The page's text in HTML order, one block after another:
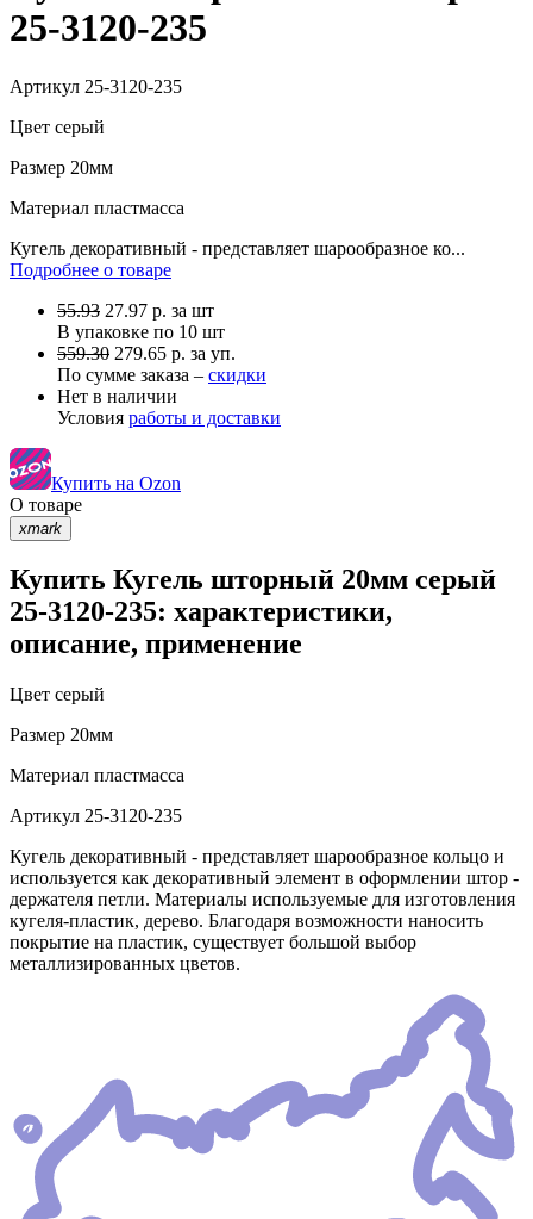
25-3120-235
Артикул 25-3120-235
Цвет серый
Размер 20мм
Материал пластмасса
Кугель декоративный - представляет шарообразное ко...
Подробнее о товаре
55.93 27.97 р. за шт
В упаковке по 10 шт
559.30 279.65 р. за уп.
По сумме заказа – скидки
Нет в наличии
Условия работы и доставки
Купить на Ozon
О товаре
xmark
Купить Кугель шторный 20мм серый
25-3120-235: характеристики,
описание, применение
Цвет серый
Размер 20мм
Материал пластмасса
Артикул 25-3120-235
Кугель декоративный - представляет шарообразное кольцо и
используется как декоративный элемент в оформлении штор -
держателя петли. Материалы используемые для изготовления
кугеля-пластик, дерево. Благодаря возможности наносить
покрытие на пластик, существует большой выбор
металлизированных цветов.